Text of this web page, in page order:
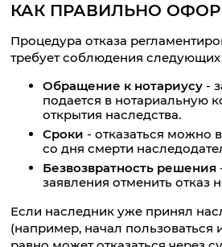
КАК ПРАВИЛЬНО
Процедура отказа
требует соблюдения
Обращение к нотариусу -
подается в нотариальную
открытия наследства.
Сроки - отказаться можно
со дня смерти
Безвозвратность решения
заявления отменить отказ
Если наследник уже принял
(например, начал пользоваться